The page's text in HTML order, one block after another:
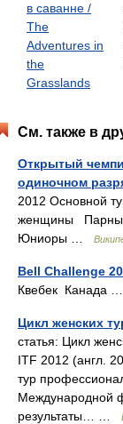
в саванне /
The
Adventures in
the
Grasslands
См. также в
Открытый
одиночном
2012 Основной
женщины
Юниоры …
Bell Challenge
Квебек Канада
Цикл женских
статья: Цикл
ITF 2012 (англ.
тур
Международной
результаты… …